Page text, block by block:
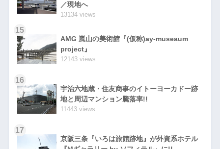
／現地へ
13134 views
15
AMG 嵐山の美術館『(仮称)ay-museaum
project』
12143 views
16
宇治六地蔵・住友商事のイトーヨーカドー跡
地と周辺マンション騰落率!!
11443 views
17
京阪三条『いろは旅館跡地』が外資系ホテル